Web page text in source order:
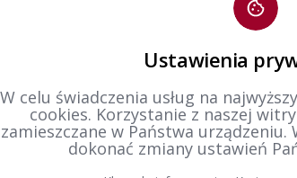
Data utworzenia
21-12-2015 23:56
Wprowadził:
Bartosz Goździk
Ustawienia
W celu świadczenia usług na
cookies. Korzystanie z naszej
zamieszczane w Państwa urządzeniu.
dokonać zmiany ustawień